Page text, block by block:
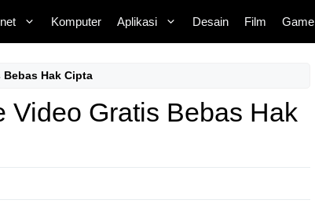
Komputer Aplikasi Desain Film Game
Hak Cipta
Video Gratis Bebas Hak